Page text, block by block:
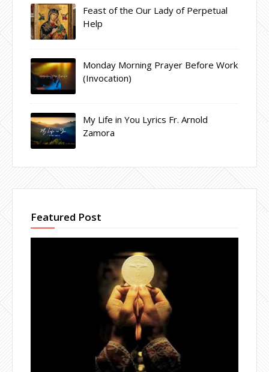
Feast of the Our Lady of Perpetual
Help
Monday Morning Prayer Before Work
(Invocation)
My Life in You Lyrics Fr. Arnold
Zamora
Featured Post